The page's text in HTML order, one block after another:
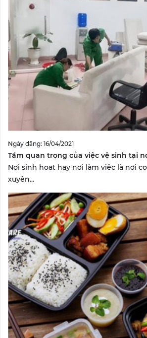
Ngày đăng: 16/04/2021
Tầm quan trọng của việc vệ sinh tại
Nơi sinh hoạt hay nơi làm việc là nơi
xuyên...